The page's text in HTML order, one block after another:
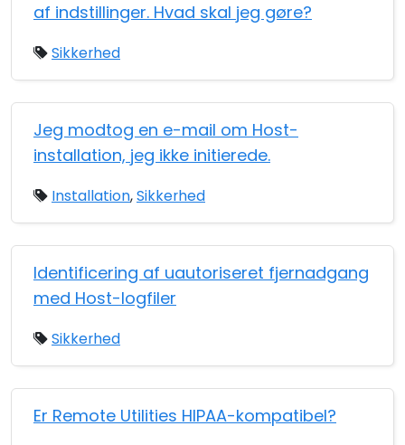
af indstillinger. Hvad skal jeg gøre?
Sikkerhed
Jeg modtog en e-mail om Host-
installation, jeg ikke initierede.
Installation,Sikkerhed
Identificering af uautoriseret fjernadgang
med Host-logfiler
Sikkerhed
Er Remote Utilities HIPAA-kompatibel?